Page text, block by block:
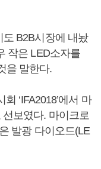
B2B시장에 내놨
작은 LED소자를
을 말한다.
‘IFA2018’에서 마
보였다. 마이크로
발광 다이오드(LE